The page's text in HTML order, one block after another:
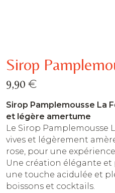
Sirop
9,90 €
Sirop Pamplemousse La
et légère amertume
Le Sirop Pamplemousse
vives et légèrement
rose, pour une
Une création élégante
une touche acidulée et
boissons et cocktails.